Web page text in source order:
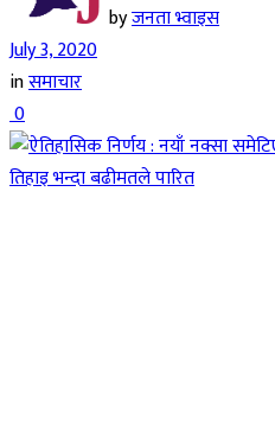
byजनता भ्वाइस
July 3, 2020
inसमाचार
0